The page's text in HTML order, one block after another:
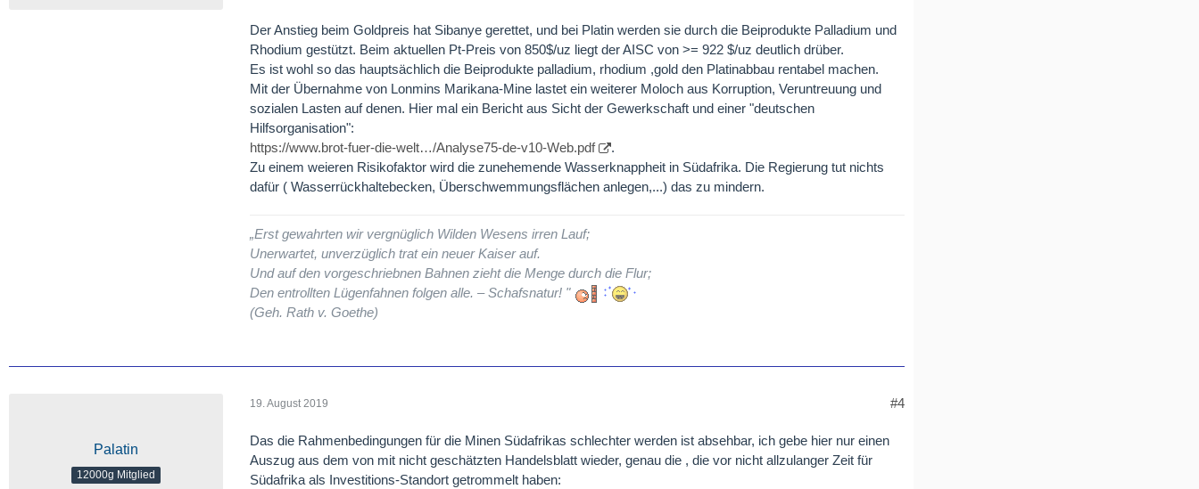
Der Anstieg beim Goldpreis hat Sibanye gerettet, und bei Platin werden sie durch die Beiprodukte Palladium und
Rhodium gestützt. Beim aktuellen Pt-Preis von 850$/uz liegt der AISC von >= 922 $/uz deutlich drüber.
Es ist wohl so das hauptsächlich die Beiprodukte palladium, rhodium ,gold den Platinabbau rentabel machen.
Mit der Übernahme von Lonmins Marikana-Mine lastet ein weiterer Moloch aus Korruption, Veruntreuung und
sozialen Lasten auf denen. Hier mal ein Bericht aus Sicht der Gewerkschaft und einer "deutschen
Hilfsorganisation":
https://www.brot-fuer-die-welt…/Analyse75-de-v10-Web.pdf
.
Zu einem weieren Risikofaktor wird die zunehemende Wasserknappheit in Südafrika. Die Regierung tut nichts
dafür ( Wasserrückhaltebecken, Überschwemmungsflächen anlegen,...) das zu mindern.
„Erst gewahrten wir vergnüglich Wilden Wesens irren Lauf;
Unerwartet, unverzüglich trat ein neuer Kaiser auf.
Und auf den vorgeschriebnen Bahnen zieht die Menge durch die Flur;
Den entrollten Lügenfahnen folgen alle. – Schafsnatur! "
(Geh. Rath v. Goethe)
Palatin
12000g Mitglied
19. August 2019 #4
Das die Rahmenbedingungen für die Minen Südafrikas schlechter werden ist absehbar, ich gebe hier nur einen
Auszug aus dem von mit nicht geschätzten Handelsblatt wieder, genau die , die vor nicht allzulanger Zeit für
Südafrika als Investitions-Standort getrommelt haben: